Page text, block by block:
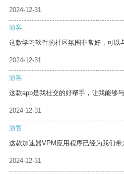
2024-12-31
游客
这款学习软件的社区氛围非常好，可以
2024-12-31
游客
这款app是我社交的好帮手，让我能够
2024-12-31
游客
这款加速器VPM应用程序已经为我们带
2024-12-31